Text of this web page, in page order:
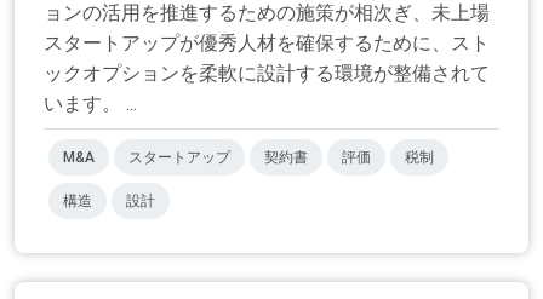
ョンの活用を推進するための施策が相次ぎ、未上場
スタートアップが優秀人材を確保するために、スト
ックオプションを柔軟に設計する環境が整備されて
います。 ...
M&A スタートアップ 契約書 評価 税制
構造 設計